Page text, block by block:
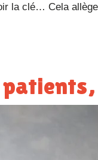
la clé… Cela